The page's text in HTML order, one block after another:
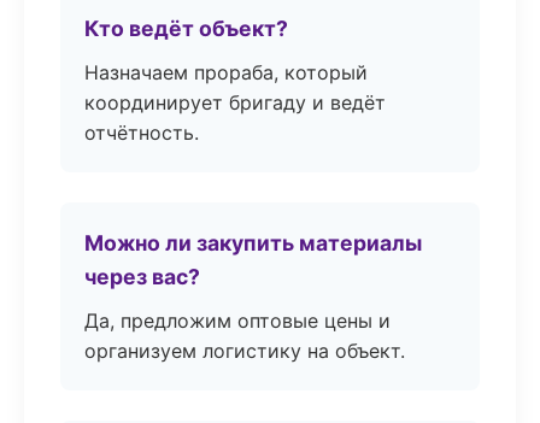
Кто ведёт объект?
Назначаем прораба, который
координирует бригаду и ведёт
отчётность.
Можно ли закупить материалы
через вас?
Да, предложим оптовые цены и
организуем логистику на объект.